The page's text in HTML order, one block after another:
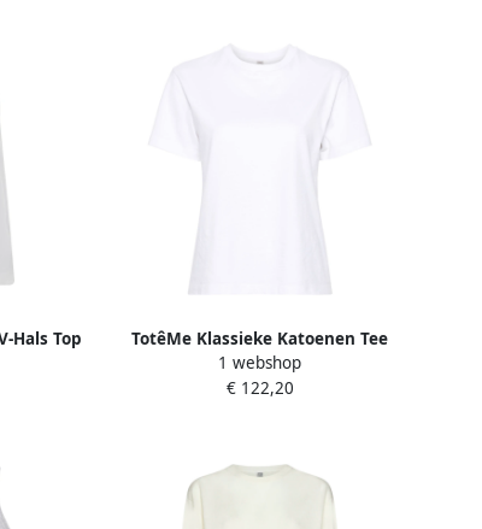
Hals Top
TotêMe Klassieke Katoenen Tee
White Dames
1 webshop
€ 122,20